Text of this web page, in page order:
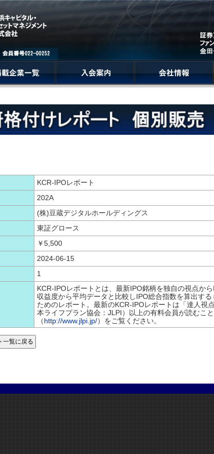
KCR-IPOレポート
202A
(株)豆蔵デジタルホールディングス
東証グロース
￥5,500
2024-06-15
1
KCR-IPOレポートとは、最新IPO銘柄を独自の視点か
収益度から平均データと比較しIPO総合指数を算出す
ためのレポート。最新のKCR-IPOレポートは「達人視
本ライフプラン協会：JLPI）以上の有料会員が読むこ
（http://www.jlpi.jp/）をご覧ください。